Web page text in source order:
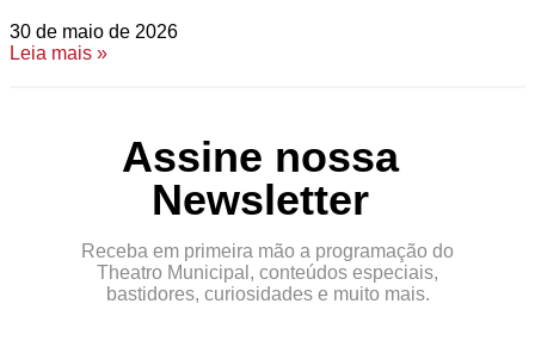
30 de maio de 2026
Leia mais »
Assine nossa
Newsletter
Receba em primeira mão a programação do
Theatro Municipal, conteúdos especiais,
bastidores, curiosidades e muito mais.